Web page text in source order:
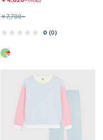
￥7,700~
0 (0)